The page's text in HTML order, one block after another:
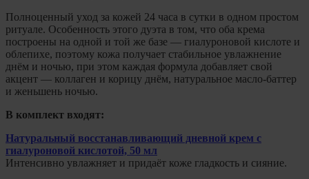
Полноценный уход за кожей 24 часа в сутки в одном простом
ритуале. Особенность этого дуэта в том, что оба крема
построены на одной и той же базе — гиалуроновой кислоте и
облепихе, поэтому кожа получает стабильное увлажнение
днём и ночью, при этом каждая формула добавляет свой
акцент — коллаген и корицу днём, натуральное масло-баттер
и женьшень ночью.
В комплект входят:
Натуральный восстанавливающий дневной крем с
гиалуроновой кислотой, 50 мл
Интенсивно увлажняет и придаёт коже гладкость и сияние.